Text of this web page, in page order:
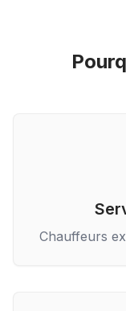
Chauffeurs